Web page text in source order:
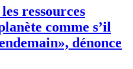
ressources
comme s’il
dénonce